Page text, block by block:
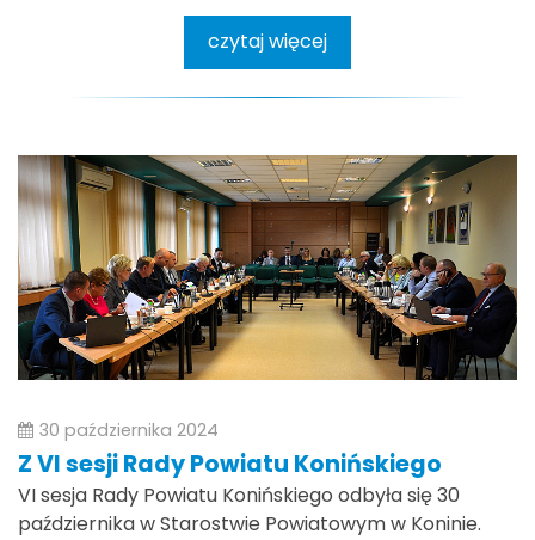
czytaj więcej
30 października 2024
Z VI sesji Rady Powiatu Konińskiego
VI sesja Rady Powiatu Konińskiego odbyła się 30
października w Starostwie Powiatowym w Koninie.